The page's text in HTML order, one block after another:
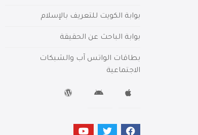
بوابة الكويت للتعريف بالإسلام
بوابة الباحث عن الحقيقة
بطاقات الواتس آب والشبكات
الاجتماعية